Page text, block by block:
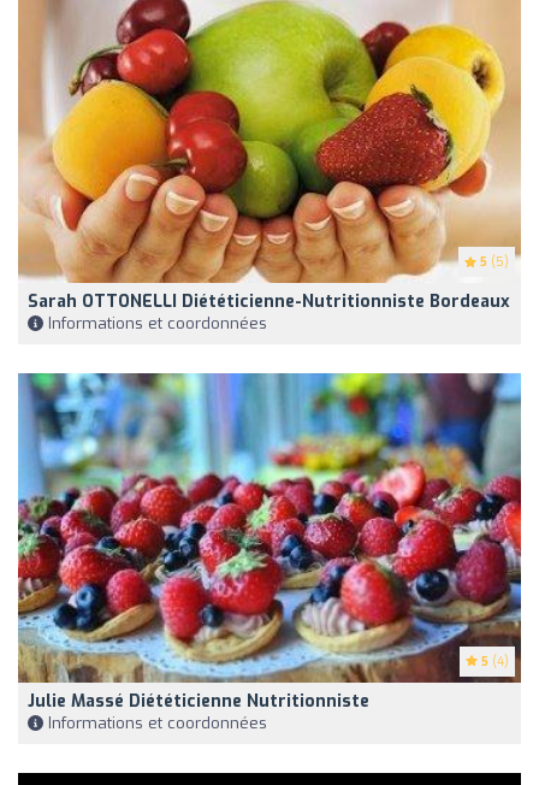
5 (5)
Sarah OTTONELLI Diététicienne-Nutritionniste Bordeaux
Informations et coordonnées
5 (4)
Julie Massé Diététicienne Nutritionniste
Informations et coordonnées